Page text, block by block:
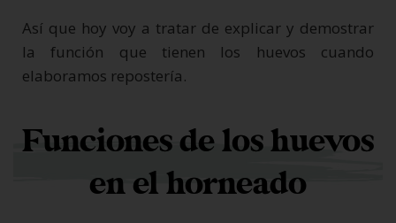
Así que hoy voy a tratar de explicar y demostrar
la función que tienen los huevos cuando
elaboramos repostería.
Funciones de los huevos
en el horneado